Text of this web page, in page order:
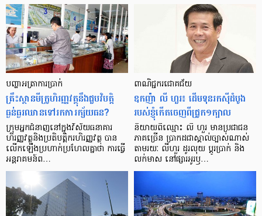
បញ្ហា​អត្រា​ការប្រាក់
គ្រឹះស្ថាន​មីក្រូ​ហិរញ្ញវត្ថុ​នឹង​ជួប​វិបត្តិ​
ធ្ងន់ធ្ងរ​ឈាន​ទៅ​រក​ការ​ក្ស័យធន?
ក្រុម​អ្នក​ជំនាញ​នៅ​ក្នុង​វិស័យ​ធនាគារ
ហិរញ្ញវត្ថុ​និង​ប្រតិបត្តិករ​ហិរញ្ញ​វត្ថុ បាន​​
លើក​ឡើង​ប្រហាក់​ប្រហែល​គ្នា​ថា ការ​ធ្វើ​
អន្តរាគមន៍​ព…
ពាណិជ្ជករជោគជ័យ
ឧកញ៉ា លី ហួរ៖ ដើមទុនរកស៊ីដំបូង
របស់ខ្ញុំកើតចេញពីជ្រូក១ក្បាល
និយាយ​ពី​ឈ្មោះ លី ហួរ មាន​ប្រជាជន​
ភាគ​ច្រើន ប្រាកដ​ជា​ស្គាល់​ច្បាស់​ណាស់
តាមរយៈ លីហួរ ដូរ​លុយ ប្តូរ​បា្រក់ និង​
លក់​មាស នៅ​ផ្សារ​អូរ​ឫ…